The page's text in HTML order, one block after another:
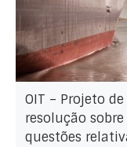
OIT – Projeto de
resolução sobre
questões